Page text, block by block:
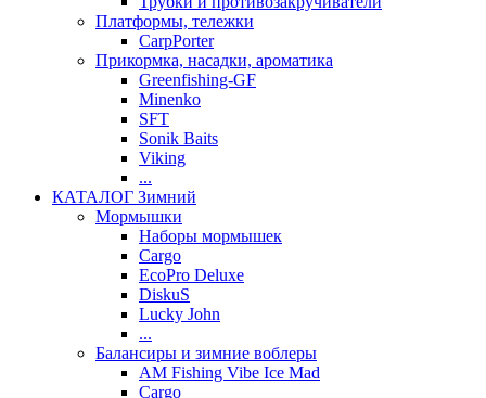
Платформы, тележки
CarpPorter
Прикормка, насадки, ароматика
Greenfishing-GF
Minenko
SFT
Sonik Baits
Viking
...
КАТАЛОГ Зимний
Мормышки
Наборы мормышек
Cargo
EcoPro Deluxe
DiskuS
Lucky John
...
Балансиры и зимние воблеры
AM Fishing Vibe Ice Mad
Cargo